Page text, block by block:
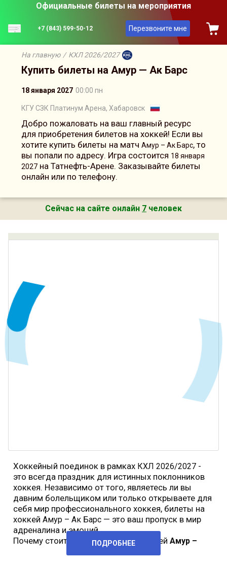
Официальные билеты на мероприятия
+7 (843) 599-50-12 Перезвоните мне
На главную / КХЛ 2026/2027
Купить билеты на Амур — Ак Барс
18 января 2027 00:00 пн
КГУ СЗК Платинум Арена, Хабаровск
Добро пожаловать на ваш главный ресурс
для приобретения билетов на хоккей! Если вы
хотите купить билеты на матч Амур – Ак Барс, то
вы попали по адресу. Игра состоится 18 января
2027 на Татнефть-Арене. Заказывайте билеты
онлайн или по телефону.
Сейчас на сайте онлайн 7 человек
Хоккейный поединок в рамках КХЛ 2026/2027 -
это всегда праздник для истинных поклонников
хоккея. Независимо от того, являетесь ли вы
давним болельщиком или только открываете для
себя мир профессионального хоккея, билеты на
хоккейАмур – Ак Барс — это ваш пропуск в мир
адреналина и эмоций.
Почему стоит купить билеты на хоккейАмур –
ПОДРОБНЕЕ